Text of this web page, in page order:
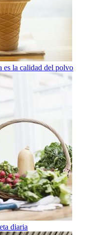
es la calidad del polvo
diaria